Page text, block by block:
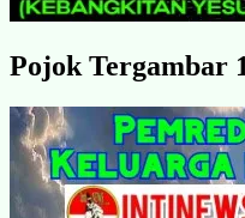
Pojok Tergambar